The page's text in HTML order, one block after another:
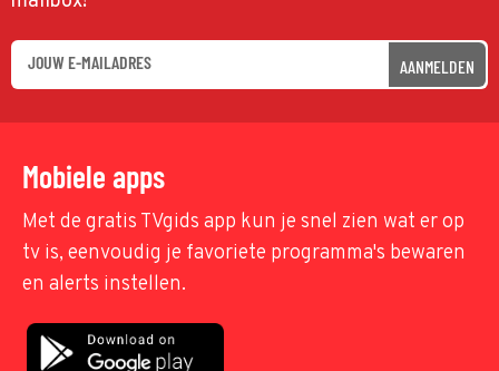
AANMELDEN
Mobiele apps
Met de gratis TVgids app kun je snel zien wat er op
tv is, eenvoudig je favoriete programma's bewaren
en alerts instellen.